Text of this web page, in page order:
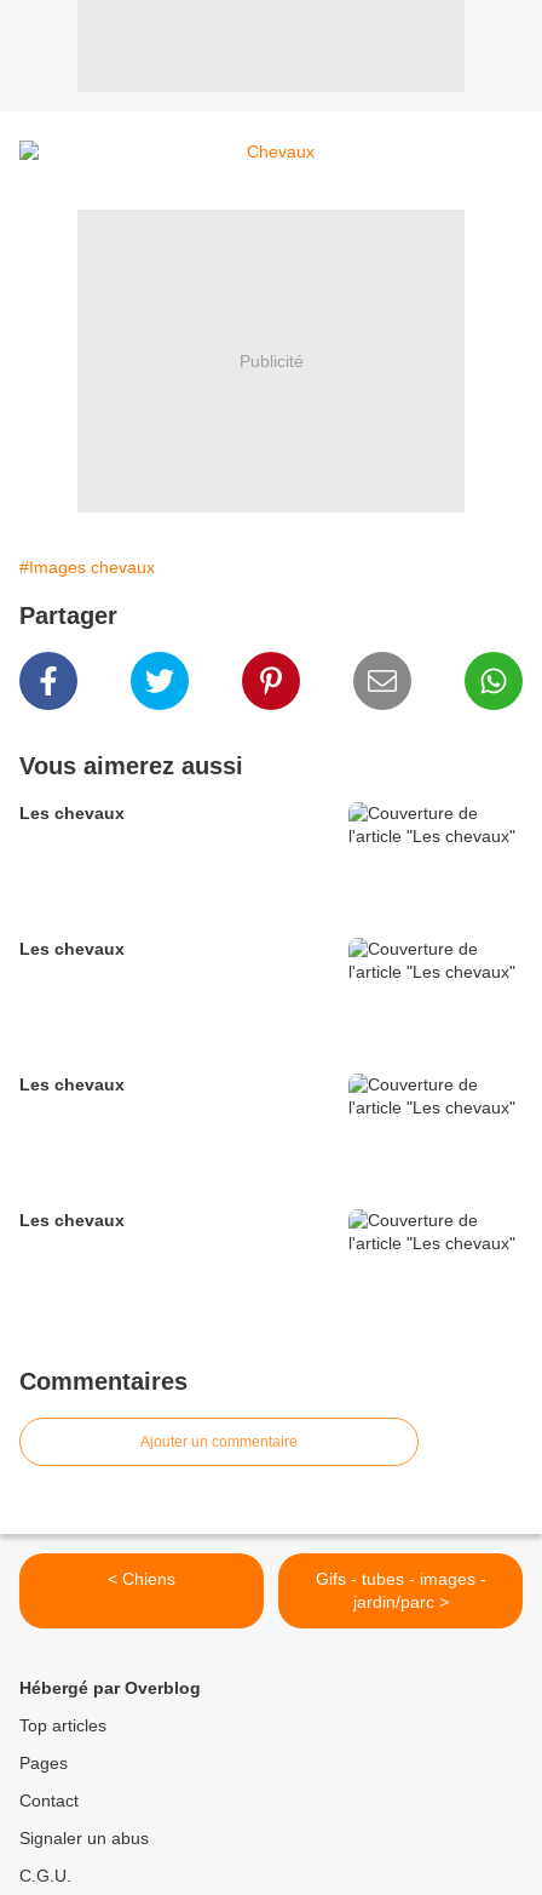
Publicité
#Images chevaux
Partager
Vous aimerez aussi
Les chevaux
Les chevaux
Les chevaux
Les chevaux
Commentaires
Ajouter un commentaire
< Chiens
Gifs - tubes - images -
jardin/parc >
Hébergé par Overblog
Top articles
Pages
Contact
Signaler un abus
C.G.U.